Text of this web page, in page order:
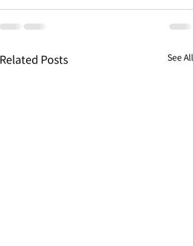
Related Posts See All